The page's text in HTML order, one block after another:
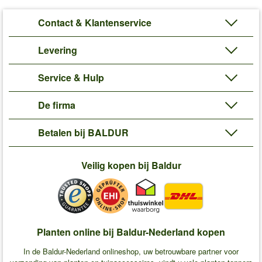
Contact & Klantenservice
Levering
Service & Hulp
De firma
Betalen bij BALDUR
Veilig kopen bij Baldur
Planten online bij Baldur-Nederland kopen
In de Baldur-Nederland onlineshop, uw betrouwbare partner voor